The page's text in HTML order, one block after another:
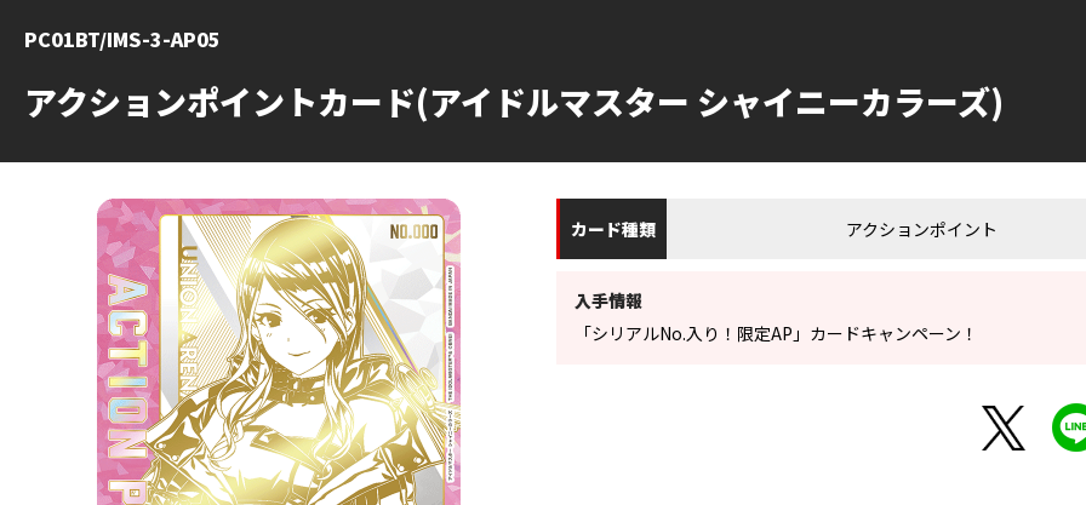
アクションポイントカード(アイドルマスター シャイニーカラーズ)
PC01BT/IMS-3-AP05
カード種類 アクションポイント
入手情報
「シリアルNo.入り！限定AP」カードキャンペーン！